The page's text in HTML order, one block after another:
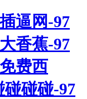
逼网-97
香蕉-97
费西
碰碰碰-97